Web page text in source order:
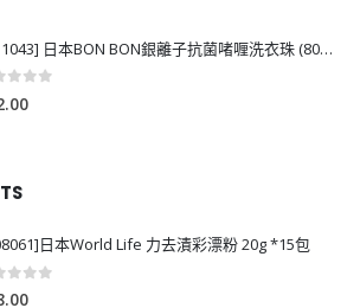
[J111043] 日本BON BON銀離子抗菌啫喱洗衣珠 (80粒)
日本World Life 力去漬彩漂粉 20g *15包
of 5